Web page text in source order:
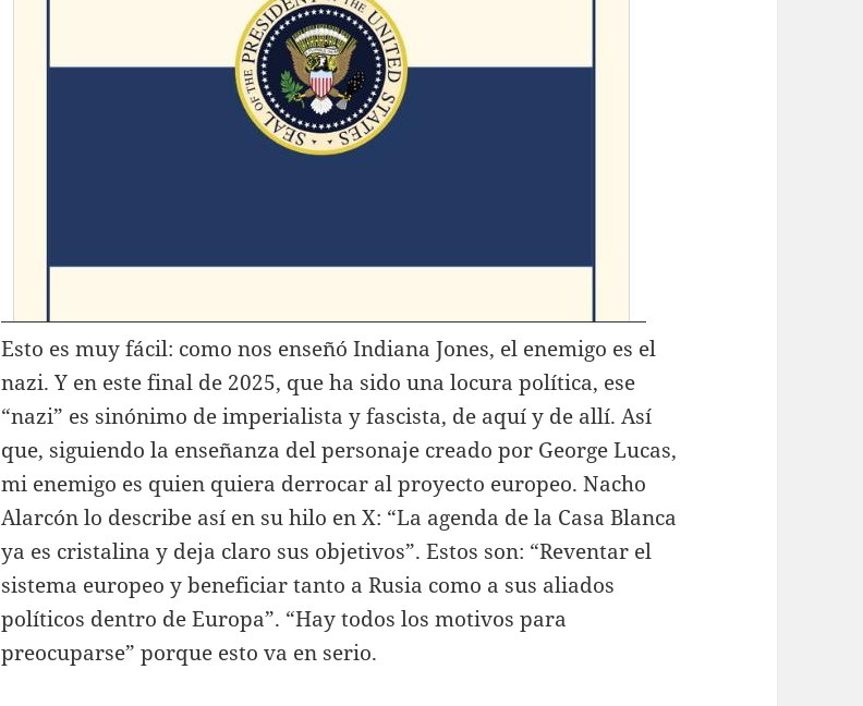
Esto es muy fácil: como nos enseñó Indiana Jones, el enemigo es el
nazi. Y en este final de 2025, que ha sido una locura política, ese
“nazi” es sinónimo de imperialista y fascista, de aquí y de allí. Así
que, siguiendo la enseñanza del personaje creado por George Lucas,
mi enemigo es quien quiera derrocar al proyecto europeo. Nacho
Alarcón lo describe así en su hilo en X: “La agenda de la Casa Blanca
ya es cristalina y deja claro sus objetivos”. Estos son: “Reventar el
sistema europeo y beneficiar tanto a Rusia como a sus aliados
políticos dentro de Europa”. “Hay todos los motivos para
preocuparse” porque esto va en serio.